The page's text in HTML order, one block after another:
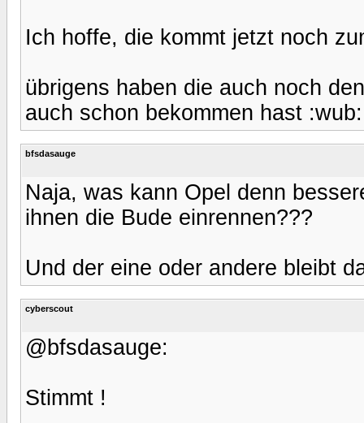
Ich hoffe, die kommt jetzt noch
übrigens haben die auch noch
auch schon bekommen hast :wub:
bfsdasauge
Naja, was kann Opel denn
ihnen die Bude einrennen???
Und der eine oder andere bleibt
cyberscout
@bfsdasauge:
Stimmt !